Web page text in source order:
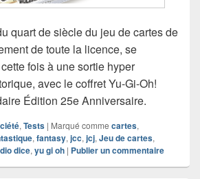
quart de siècle du jeu de cartes de
de toute la licence, se
fois à une sortie hyper
avec le coffret Yu-Gi-Oh!
Édition 25e Anniversaire.
, Tests | Marqué comme cartes,
, fantasy, jcc, jcj, Jeu de cartes,
dice, yu gi oh | Publier un commentaire